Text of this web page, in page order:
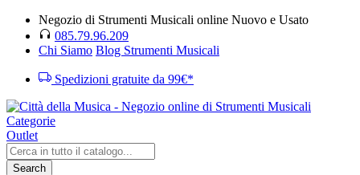
Negozio di Strumenti Musicali online Nuovo e Usato
085.79.96.209
Chi Siamo Blog Strumenti Musicali
Spedizioni gratuite da 99€*
Categorie
Outlet
Search